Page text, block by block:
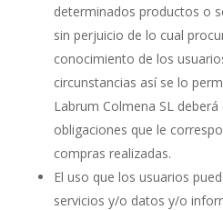
determinados productos o
sin perjuicio de lo cual
conocimiento de los
circunstancias así se lo
Labrum Colmena SL
obligaciones que le
compras realizadas.
El uso que los usuarios
servicios y/o datos y/o